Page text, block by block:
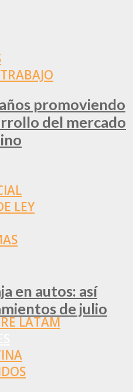
LEY
LATAM
promoviendo
del mercado
en autos: así
de julio